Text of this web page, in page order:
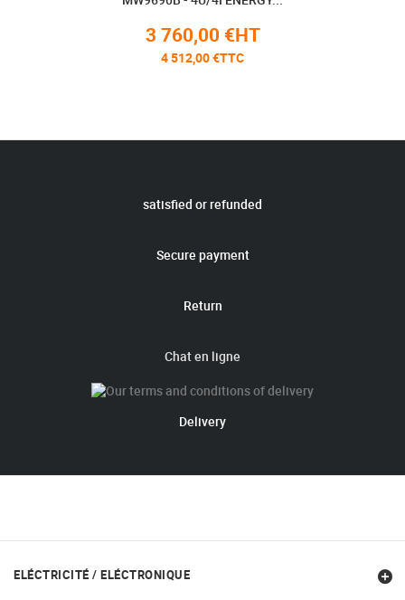
3 760,00 €HT
4 512,00 €TTC
satisfied or refunded
Secure payment
Return
Chat en ligne
Delivery
ELÉCTRICITÉ / ELÉCTRONIQUE